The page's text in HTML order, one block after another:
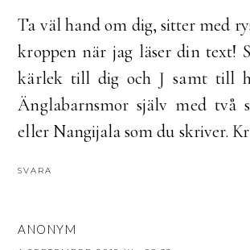
Ta väl hand om dig, sitter med
kroppen när jag läser din text!
kärlek till dig och J samt till
Änglabarnsmor själv med två
eller Nangijala som du skriver.
SVARA
ANONYM